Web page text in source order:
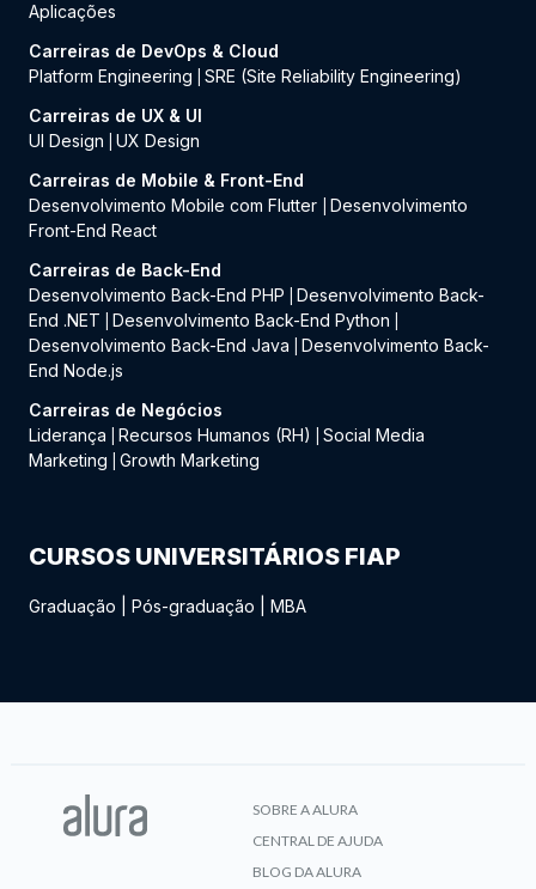
Aplicações
Carreiras de DevOps & Cloud
Platform Engineering
SRE (Site Reliability Engineering)
Carreiras de UX & UI
UI Design
UX Design
Carreiras de Mobile & Front-End
Desenvolvimento Mobile com Flutter
Desenvolvimento
Front-End React
Carreiras de Back-End
Desenvolvimento Back-End PHP
Desenvolvimento Back-
End .NET
Desenvolvimento Back-End Python
Desenvolvimento Back-End Java
Desenvolvimento Back-
End Node.js
Carreiras de Negócios
Liderança
Recursos Humanos (RH)
Social Media
Marketing
Growth Marketing
CURSOS UNIVERSITÁRIOS FIAP
Graduação Pós-graduação MBA
SOBRE A ALURA
CENTRAL DE AJUDA
BLOG DA ALURA